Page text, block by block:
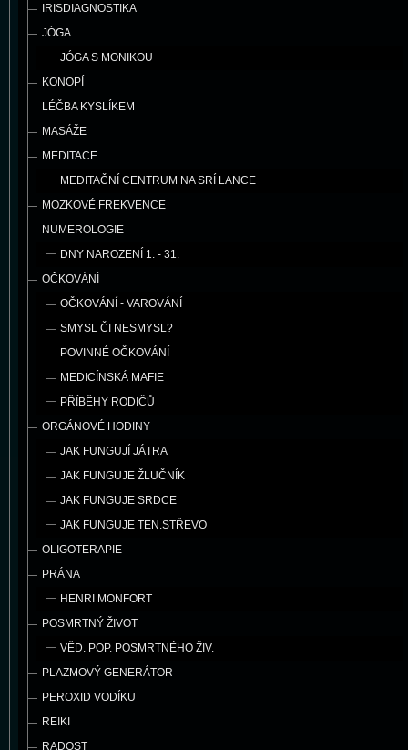
IRISDIAGNOSTIKA
JÓGA
JÓGA S MONIKOU
KONOPÍ
LÉČBA KYSLÍKEM
MASÁŽE
MEDITACE
MEDITAČNÍ CENTRUM NA SRÍ LANCE
MOZKOVÉ FREKVENCE
NUMEROLOGIE
DNY NAROZENÍ 1. - 31.
OČKOVÁNÍ
OČKOVÁNÍ - VAROVÁNÍ
SMYSL ČI NESMYSL?
POVINNÉ OČKOVÁNÍ
MEDICÍNSKÁ MAFIE
PŘÍBĚHY RODIČŮ
ORGÁNOVÉ HODINY
JAK FUNGUJÍ JÁTRA
JAK FUNGUJE ŽLUČNÍK
JAK FUNGUJE SRDCE
JAK FUNGUJE TEN.STŘEVO
OLIGOTERAPIE
PRÁNA
HENRI MONFORT
POSMRTNÝ ŽIVOT
VĚD. POP. POSMRTNÉHO ŽIV.
PLAZMOVÝ GENERÁTOR
PEROXID VODÍKU
REIKI
RADOST